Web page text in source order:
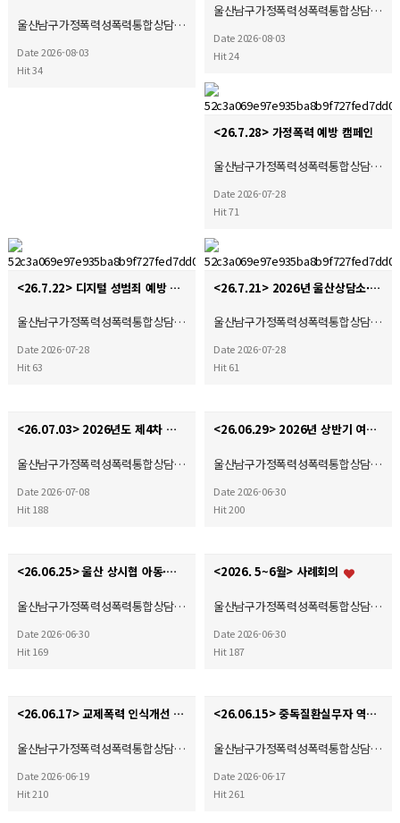
울산남구가정폭력성폭력통합상담…
Date 2026-08-03
Hit 34
울산남구가정폭력성폭력통합상담…
Date 2026-08-03
Hit 24
<26.7.28> 가정폭력 예방 캠페인
울산남구가정폭력성폭력통합상담…
Date 2026-07-28
Hit 71
<26.7.22> 디지털 성범죄 예방 캠페인
울산남구가정폭력성폭력통합상담…
Date 2026-07-28
Hit 63
<26.7.21> 2026년 울산상담소·시설협의회 제4차 운영위원회 및 간담회 참석
울산남구가정폭력성폭력통합상담…
Date 2026-07-28
Hit 61
<26.07.03> 2026년도 제4차 사회복지현장실습 종결식
울산남구가정폭력성폭력통합상담…
Date 2026-07-08
Hit 188
<26.06.29> 2026년 상반기 여성폭력 예방 및 홍보 캠페인
울산남구가정폭력성폭력통합상담…
Date 2026-06-30
Hit 200
<26.06.25> 울산 상시협 아동·여성폭력예방캠페인
울산남구가정폭력성폭력통합상담…
Date 2026-06-30
Hit 169
<2026. 5~6월> 사례회의
울산남구가정폭력성폭력통합상담…
Date 2026-06-30
Hit 187
<26.06.17> 교제폭력 인식개선 및 예방 캠페인(자체)
울산남구가정폭력성폭력통합상담…
Date 2026-06-19
Hit 210
<26.06.15> 중독질환실무자 역량강화교육
울산남구가정폭력성폭력통합상담…
Date 2026-06-17
Hit 261